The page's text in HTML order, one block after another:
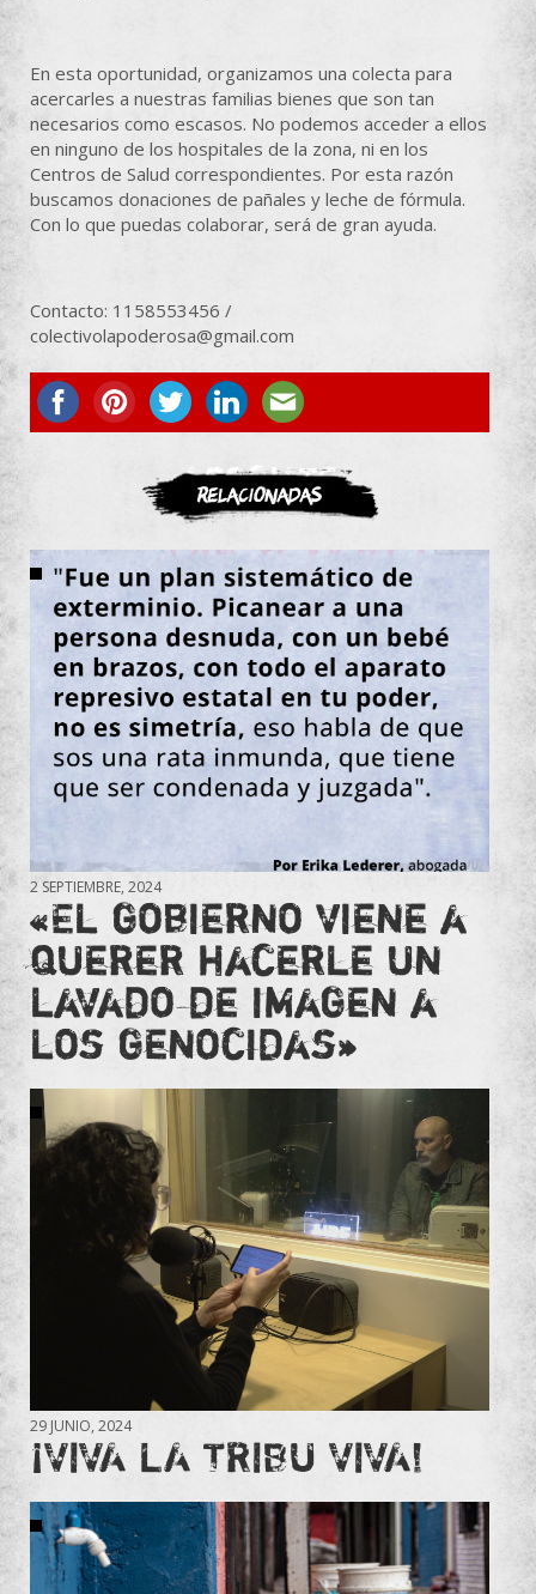
En esta oportunidad, organizamos una colecta para
acercarles a nuestras familias bienes que son tan
necesarios como escasos. No podemos acceder a ellos
en ninguno de los hospitales de la zona, ni en los
Centros de Salud correspondientes. Por esta razón
buscamos donaciones de pañales y leche de fórmula.
Con lo que puedas colaborar, será de gran ayuda.
Contacto: 1158553456 /
colectivolapoderosa@gmail.com
ASOCIATE
Relacionadas
2 SEPTIEMBRE, 2024
«El gobierno viene a
querer hacerle un
lavado de imagen a
los genocidas»
29 JUNIO, 2024
¡VIVA LA TRIBU VIVA!